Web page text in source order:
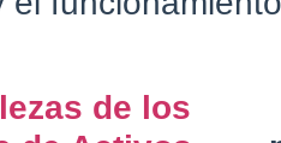
de los